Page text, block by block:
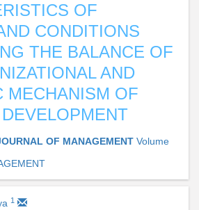
OF
CONDITIONS
THE BALANCE OF
AND
MECHANISM OF
OF MANAGEMENT Volume
1